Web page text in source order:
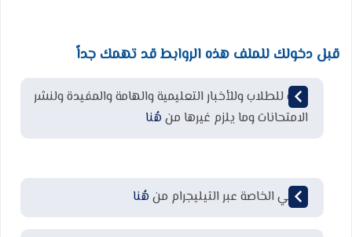
قبل دخولك للملف هذه الروابط قد تهمك جداً
قناة للطلاب وللأخبار التعليمية والهامة والمفيدة ولنشر
الامتحانات وما يلزم غيرها من هُنا
قناتي الخاصة عبر التيليجرام من هُنا